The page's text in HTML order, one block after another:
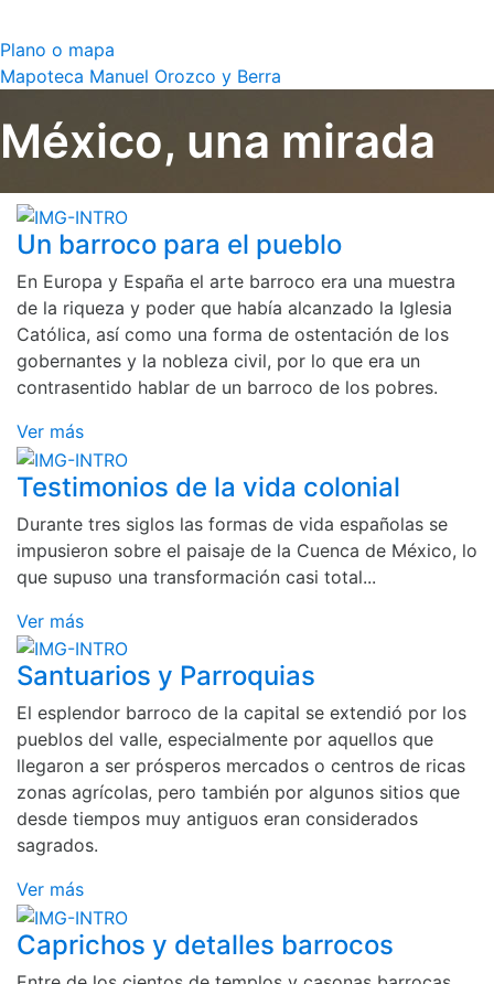
Plano o mapa
Mapoteca Manuel Orozco y Berra
México, una mirada
Un barroco para el pueblo
En Europa y España el arte barroco era una muestra
de la riqueza y poder que había alcanzado la Iglesia
Católica, así como una forma de ostentación de los
gobernantes y la nobleza civil, por lo que era un
contrasentido hablar de un barroco de los pobres.
Ver más
Testimonios de la vida colonial
Durante tres siglos las formas de vida españolas se
impusieron sobre el paisaje de la Cuenca de México, lo
que supuso una transformación casi total...
Ver más
Santuarios y Parroquias
El esplendor barroco de la capital se extendió por los
pueblos del valle, especialmente por aquellos que
llegaron a ser prósperos mercados o centros de ricas
zonas agrícolas, pero también por algunos sitios que
desde tiempos muy antiguos eran considerados
sagrados.
Ver más
Caprichos y detalles barrocos